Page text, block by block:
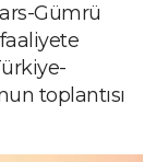
Gümrü
toplantısı